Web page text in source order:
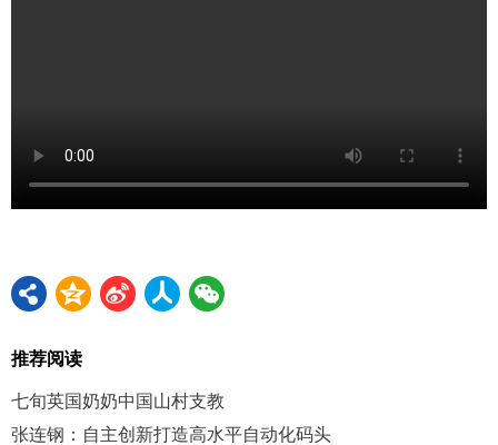
推荐阅读
七旬英国奶奶中国山村支教
张连钢：自主创新打造高水平自动化码头